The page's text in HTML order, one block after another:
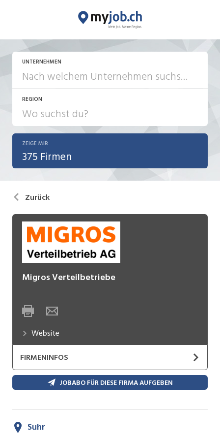
UNTERNEHMEN
REGION
ZEIGE MIR
375 Firmen
Zurück
Migros Verteilbetriebe
Website
FIRMENINFOS
JOBABO FÜR DIESE FIRMA AUFGEBEN
Suhr